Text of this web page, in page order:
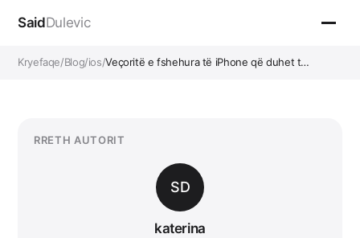
SaidDulevic
Kryefaqe/Blog/ios/Veçoritë e fshehura të iPhone që duhet t…
RRETH AUTORIT
SD
katerina